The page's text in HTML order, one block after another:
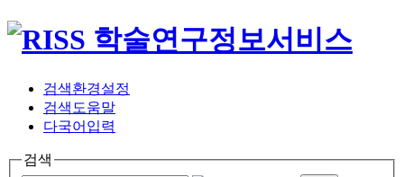
검색환경설정
검색도움말
다국어입력
검색